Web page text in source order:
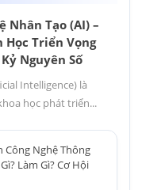
Nhân Tạo (AI) –
Học Triển Vọng
Nguyên Số
Intelligence) là
học phát triển...
Công Nghệ Thông
Làm Gì? Cơ Hội